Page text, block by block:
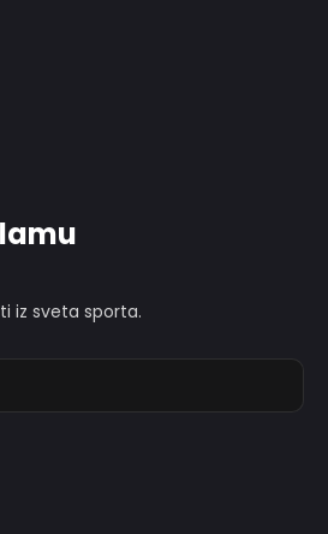
iz sveta sporta.